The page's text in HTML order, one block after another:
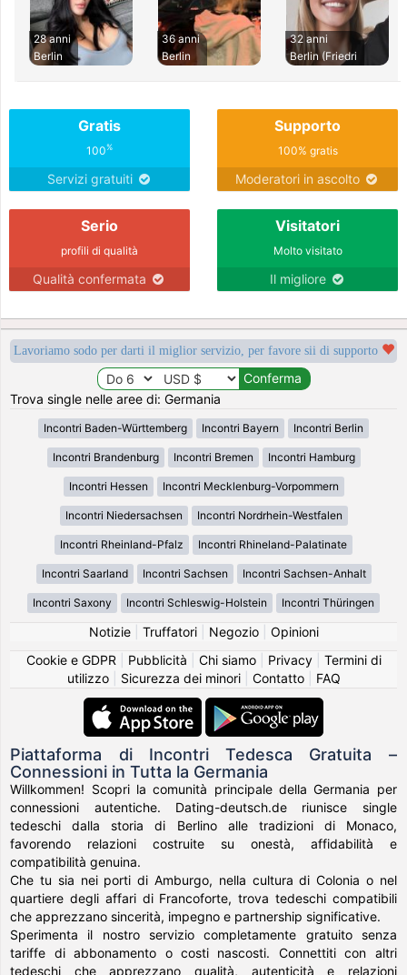
28 anni
Berlin
36 anni
Berlin
32 anni
Berlin (Friedri
Gratis
100%
Servizi gratuiti
Supporto
100% gratis
Moderatori in ascolto
Serio
profili di qualità
Qualità confermata
Visitatori
Molto visitato
Il migliore
Lavoriamo sodo per darti il miglior servizio, per favore sii di supporto
Trova single nelle aree di: Germania
Incontri Baden-Württemberg Incontri Bayern Incontri Berlin
Incontri Brandenburg Incontri Bremen Incontri Hamburg
Incontri Hessen Incontri Mecklenburg-Vorpommern
Incontri Niedersachsen Incontri Nordrhein-Westfalen
Incontri Rheinland-Pfalz Incontri Rhineland-Palatinate
Incontri Saarland Incontri Sachsen Incontri Sachsen-Anhalt
Incontri Saxony Incontri Schleswig-Holstein Incontri Thüringen
Notizie| Truffatori| Negozio| Opinioni
Cookie e GDPR
Pubblicità Chi siamo| Privacy| Termini di
utilizzo| Sicurezza dei minori| Contatto| FAQ
Piattaforma di Incontri Tedesca Gratuita –
Connessioni in Tutta la Germania
Willkommen! Scopri la comunità principale della Germania per
connessioni autentiche. Dating-deutsch.de riunisce single
tedeschi dalla storia di Berlino alle tradizioni di Monaco,
favorendo relazioni costruite su onestà, affidabilità e
compatibilità genuina.
Che tu sia nei porti di Amburgo, nella cultura di Colonia o nel
quartiere degli affari di Francoforte, trova tedeschi compatibili
che apprezzano sincerità, impegno e partnership significative.
Sperimenta il nostro servizio completamente gratuito senza
tariffe di abbonamento o costi nascosti. Connettiti con altri
tedeschi che apprezzano qualità, autenticità e relazioni